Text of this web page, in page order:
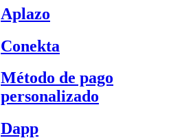
Aplazo
Conekta
Método de pago
personalizado
Dapp